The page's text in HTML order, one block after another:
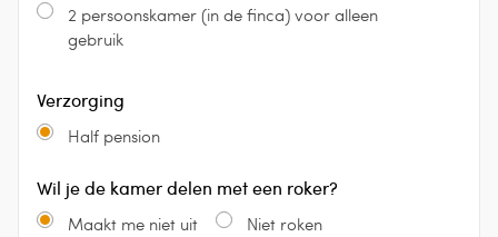
2 persoonskamer (in de finca) voor alleen
gebruik
Verzorging
Half pension
Wil je de kamer delen met een roker?
Maakt me niet uit
Niet roken